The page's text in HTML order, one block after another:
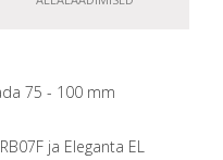
75 - 100 mm
ja Eleganta EL